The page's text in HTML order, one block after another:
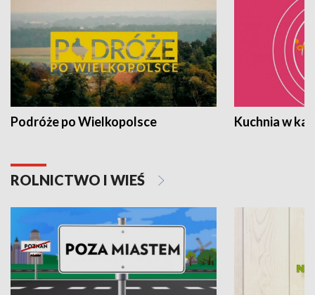
Podróże po Wielkopolsce Kuchnia w
ROLNICTWO I WIEŚ